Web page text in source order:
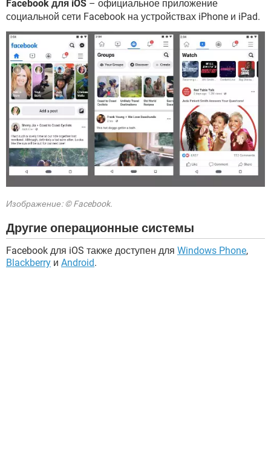
ВИДЕО GOOGLE
YANDEX
Facebook для iOS – официальное приложение
социальной сети Facebook на устройствах iPhone и iPad.
Изображение: © Facebook.
Другие операционные системы
Facebook для iOS также доступен для Windows Phone,
Blackberry и Android.